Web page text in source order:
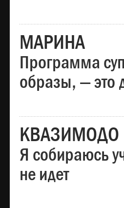
МАРИНА
Программа
образы, — это
КВАЗИМОДО
Я собираюсь
не идет